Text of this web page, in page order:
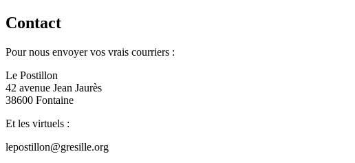
Contact
Pour nous envoyer vos vrais courriers :
Le Postillon
42 avenue Jean Jaurès
38600 Fontaine
Et les virtuels :
lepostillon@gresille.org